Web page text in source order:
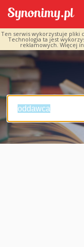
Ten serwis wykorzystuje pliki
Technologia ta jest
reklamowych. Więcej